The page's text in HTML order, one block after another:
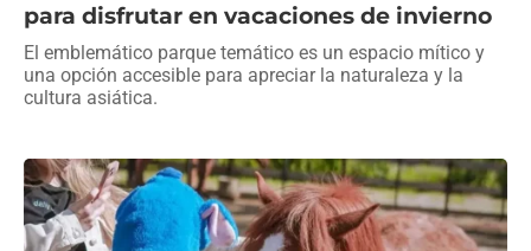
para disfrutar en vacaciones de invierno
El emblemático parque temático es un espacio mítico y
una opción accesible para apreciar la naturaleza y la
cultura asiática.